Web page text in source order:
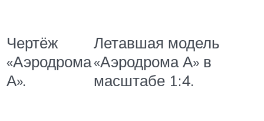
Чертёж
«Аэродрома
А».
Летавшая модель
«Аэродрома А» в
масштабе 1:4.